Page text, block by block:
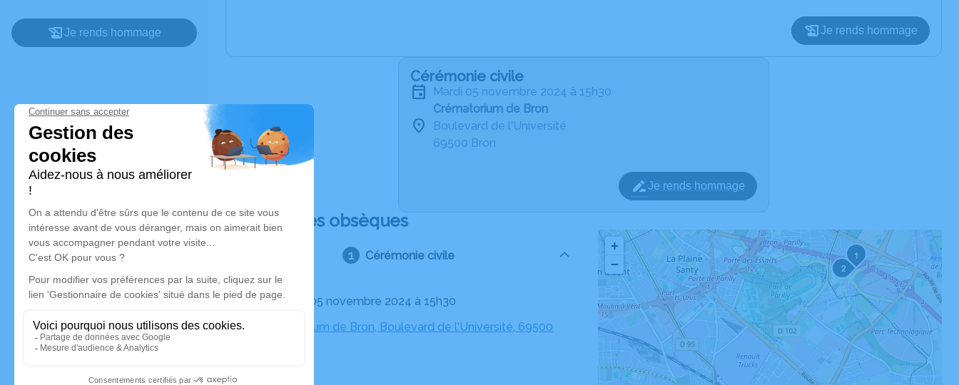
Je rends hommage Je rends hommage
Cérémonie civile
mardi 05 novembre 2024 à 15h30
Crématorium de Bron
Boulevard de l'Université
69500 Bron
Je rends hommage
Déroulé des obsèques
Cérémonie civile
Le mardi 05 novembre 2024 à 15h30
Crématorium de Bron, Boulevard de l'Université, 69500
1
2
+
−